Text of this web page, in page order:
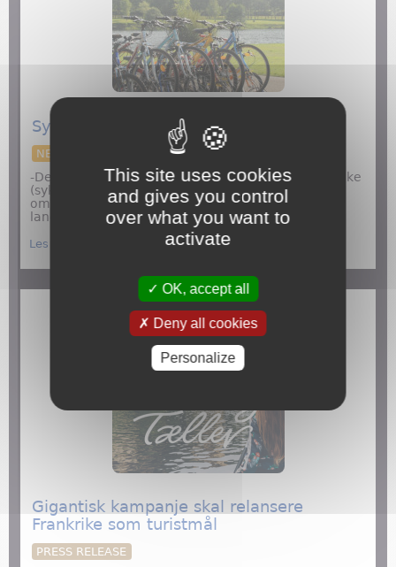
Sykkelruter i Frankrike
NEWS
-Det er omkring 40 dedikerte Voies Vertes i Frankrike
(sykkel – og fotgjngerstier, som er utviklet med
omtanke for miljøet), og 2600 km sykkelruter i
landområdene, som er sikret og avmerkede.
Les mer about Sykkelruter i Frankrike
Gigantisk kampanje skal relansere
Frankrike som turistmål
PRESS RELEASE
This site uses cookies
and gives you control
over what you want to
activate
OK, accept all
Deny all cookies
Personalize